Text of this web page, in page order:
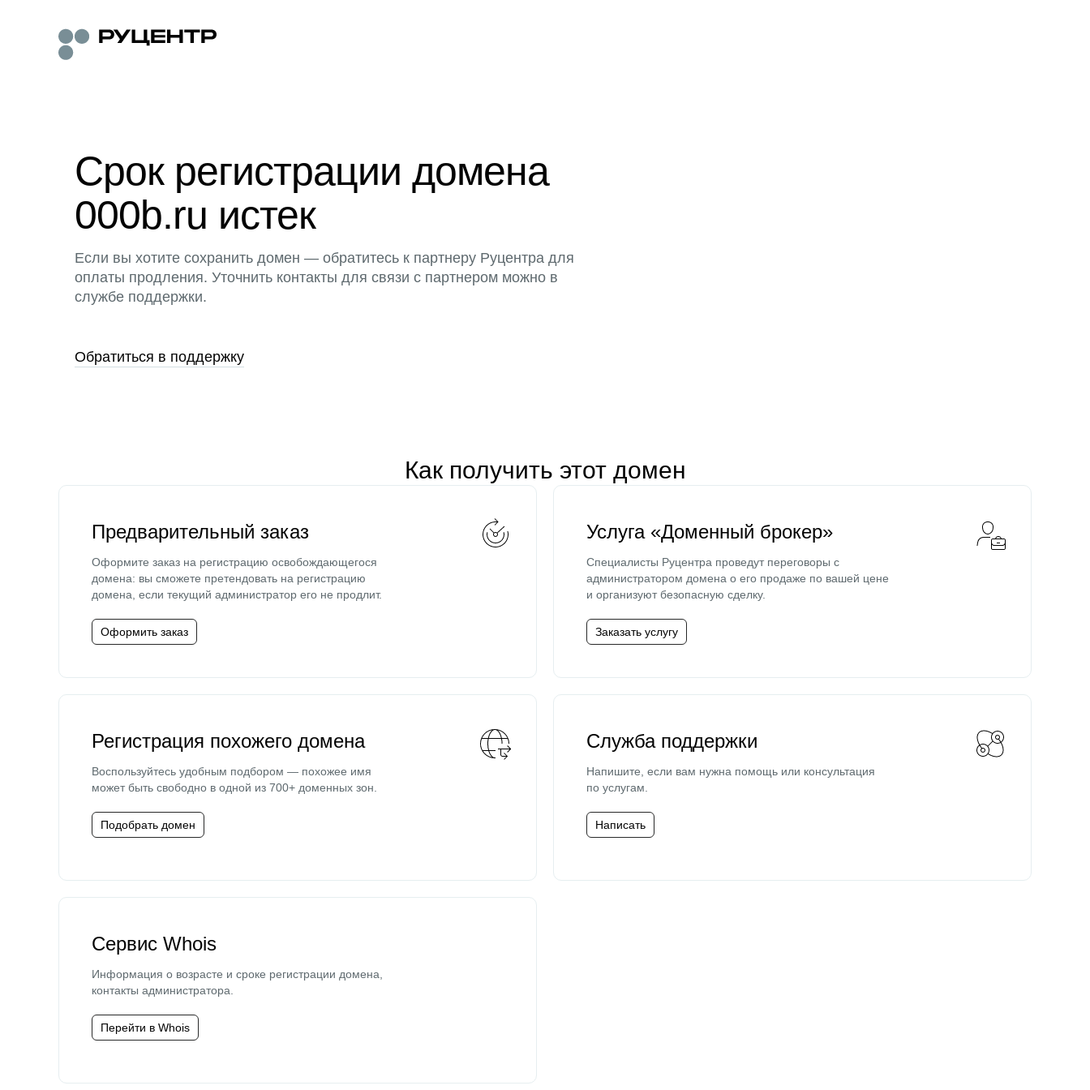
Срок регистрации домена
000b.ru истек
Если вы хотите сохранить домен — обратитесь к партнеру Руцентра для
оплаты продления. Уточнить контакты для связи с партнером можно в
службе поддержки.
Обратиться в поддержку
Как получить этот домен
Предварительный заказ
Оформите заказ на регистрацию освобождающегося
домена: вы сможете претендовать на регистрацию
домена, если текущий администратор его не продлит.
Оформить заказ
Услуга «Доменный брокер»
Специалисты Руцентра проведут переговоры с
администратором домена о его продаже по вашей цене
и организуют безопасную сделку.
Заказать услугу
Регистрация похожего домена
Воспользуйтесь удобным подбором — похожее имя
может быть свободно в одной из 700+ доменных зон.
Подобрать домен
Служба поддержки
Напишите, если вам нужна помощь или консультация
по услугам.
Написать
Сервис Whois
Информация о возрасте и сроке регистрации домена,
контакты администратора.
Перейти в Whois